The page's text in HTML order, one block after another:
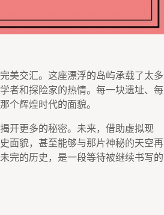
美交汇。这座漂浮的岛屿承载了太多
者和探险家的热情。每一块遗址、每
个辉煌时代的面貌。
开更多的秘密。未来，借助虚拟现
面貌，甚至能够与那片神秘的天空再
完的历史，是一段等待被继续书写的